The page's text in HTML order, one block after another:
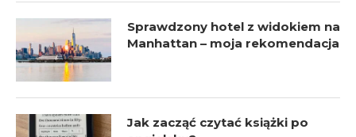
Sprawdzony hotel z widokiem na
Manhattan – moja rekomendacja
Jak zacząć czytać książki po